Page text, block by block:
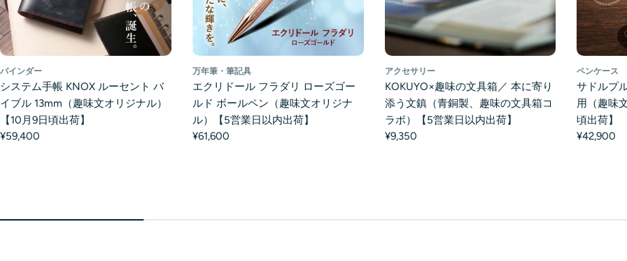
バインダー
システム手帳 KNOX ルーセント バ
イブル 13mm（趣味文オリジナル）
【10月9日頃出荷】
¥59,400
万年筆・筆記具
エクリドール フラダリ ローズゴー
ルド ボールペン（趣味文オリジナ
ル）【5営業日以内出荷】
¥61,600
アクセサリー
KOKUYO×趣味の文具箱／ 本に寄り
添う文鎮（青銅製、趣味の文具箱コ
ラボ）【5営業日以内出荷】
¥9,350
ペンケース
サドルプ
用（趣味
頃出荷】
¥42,900